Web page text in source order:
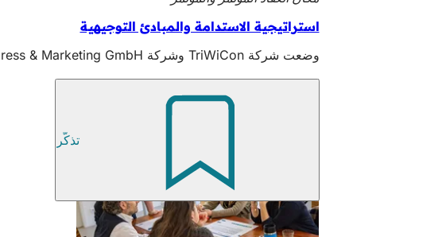
استراتيجية الاستدامة والمبادئ التوجيهية
وضعت شركة TriWiCon وشركة Wiesbaden Congress & Marketing GmbH التابعة لها استراتيجية الاستدامة ومبادئها التوجيهية الخاصة بالاستدامة داخل الشركة.
تذكّر